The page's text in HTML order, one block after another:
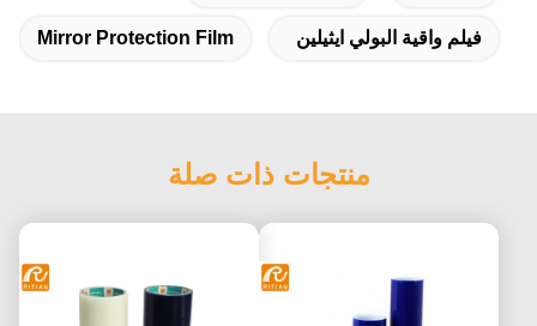
فيلم واقية البولي ايثيلين Mirror Protection Film
منتجات ذات صلة